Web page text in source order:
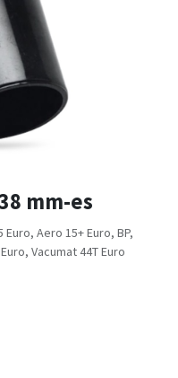
mm-es
Aero 15+ Euro, BP,
Vacumat 44T Euro